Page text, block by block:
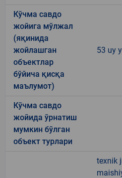
Кўчма савдо
жойига мўлжал
(яқинида
жойлашган
объектлар
бўйича қисқа
маълумот)
53 uy
Кўчма савдо
жойида ўрнатиш
мумкин бўлган
объект турлари
texnik